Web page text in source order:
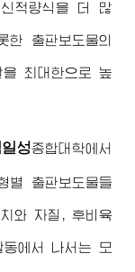
적량식을 더 많
출판보도물의
을 최대한으로 높
일성종합대학에서
별 출판보도물들
와 자질, 후비육
에서 나서는 모